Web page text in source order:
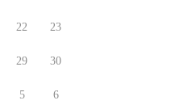
22 23
29 30
5 6